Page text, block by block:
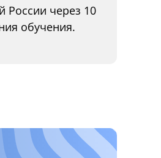
России через 10
обучения.